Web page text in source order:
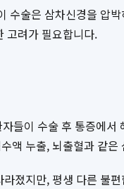
수술은 삼차신경을 압
고려가 필요합니다.
들이 수술 후 통증에서
액 누출, 뇌출혈과 같
졌지만, 평생 다른 불